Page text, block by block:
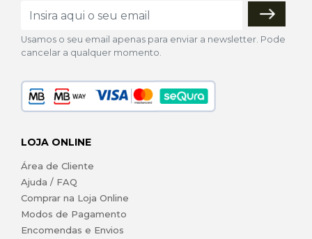
Usamos o seu email apenas para enviar a newsletter. Pode
cancelar a qualquer momento.
LOJA ONLINE
Área de Cliente
Ajuda / FAQ
Comprar na Loja Online
Modos de Pagamento
Encomendas e Envios